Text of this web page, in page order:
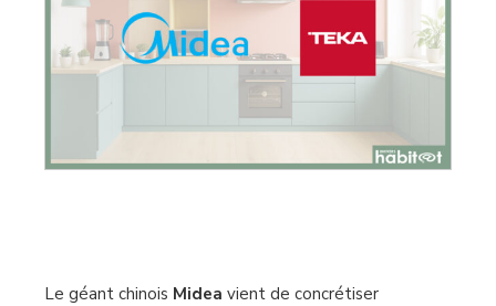
Le géant chinois Midea vient de concrétiser